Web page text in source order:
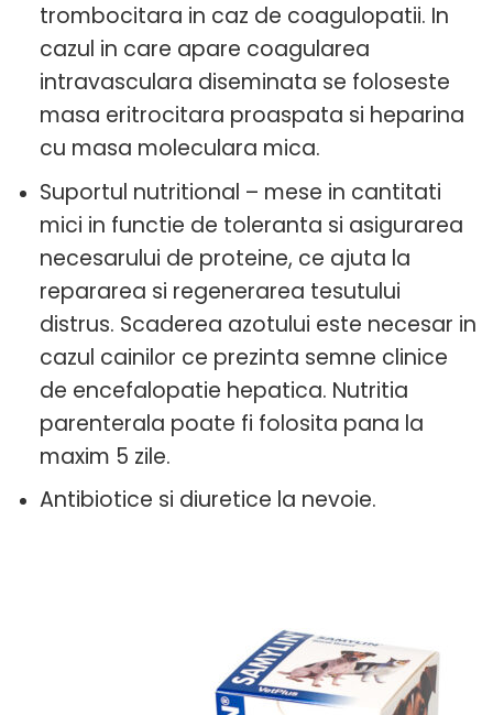
trombocitara in caz de coagulopatii. In
cazul in care apare coagularea
intravasculara diseminata se foloseste
masa eritrocitara proaspata si heparina
cu masa moleculara mica.
Suportul nutritional – mese in cantitati
mici in functie de toleranta si asigurarea
necesarului de proteine, ce ajuta la
repararea si regenerarea tesutului
distrus. Scaderea azotului este necesar in
cazul cainilor ce prezinta semne clinice
de encefalopatie hepatica. Nutritia
parenterala poate fi folosita pana la
maxim 5 zile.
Antibiotice si diuretice la nevoie.